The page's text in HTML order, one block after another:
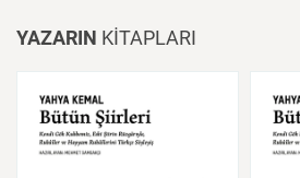
YAZARIN KİTAPLARI